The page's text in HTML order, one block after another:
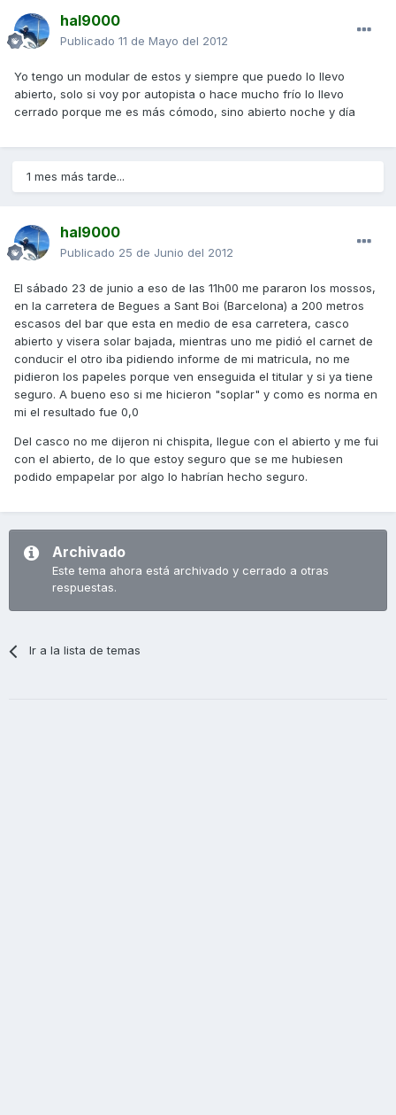
hal9000
Publicado 11 de Mayo del 2012
Yo tengo un modular de estos y siempre que puedo lo llevo
abierto, solo si voy por autopista o hace mucho frío lo llevo
cerrado porque me es más cómodo, sino abierto noche y día
1 mes más tarde...
hal9000
Publicado 25 de Junio del 2012
El sábado 23 de junio a eso de las 11h00 me pararon los mossos,
en la carretera de Begues a Sant Boi (Barcelona) a 200 metros
escasos del bar que esta en medio de esa carretera, casco
abierto y visera solar bajada, mientras uno me pidió el carnet de
conducir el otro iba pidiendo informe de mi matricula, no me
pidieron los papeles porque ven enseguida el titular y si ya tiene
seguro. A bueno eso si me hicieron "soplar" y como es norma en
mi el resultado fue 0,0
Del casco no me dijeron ni chispita, llegue con el abierto y me fui
con el abierto, de lo que estoy seguro que se me hubiesen
podido empapelar por algo lo habrían hecho seguro.
Archivado
Este tema ahora está archivado y cerrado a otras
respuestas.
Ir a la lista de temas